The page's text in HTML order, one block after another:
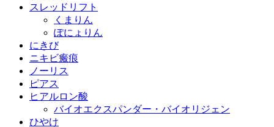
スレッドリフト
くまりん
ぽにょりん
にきび
ニキビ瘢痕
ノーリス
ピアス
ヒアルロン酸
バイオエクスパンダー・バイオリジェン
ひやけ